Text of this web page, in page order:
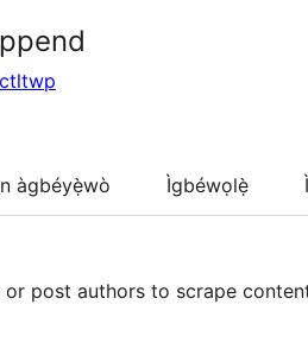
ctltwp
àgbéyẹ̀wò Ìgbéwọlẹ̀
or post authors to scrape